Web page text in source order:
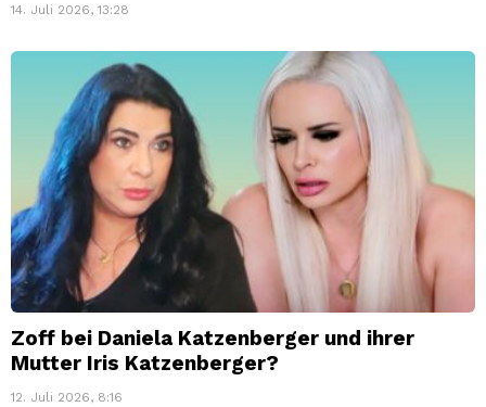
14. Juli 2026, 13:28
Zoff bei Daniela Katzenberger und ihrer
Mutter Iris Katzenberger?
12. Juli 2026, 8:16